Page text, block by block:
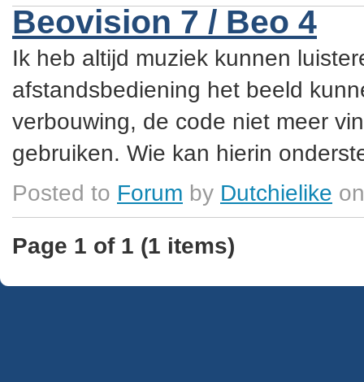
Beovision 7 / Beo 4
Ik heb altijd muziek kunnen
afstandsbediening het beeld
verbouwing, de code niet meer
gebruiken. Wie kan hierin
Posted to Forum by Dutchielike
Page 1 of 1 (1 items)